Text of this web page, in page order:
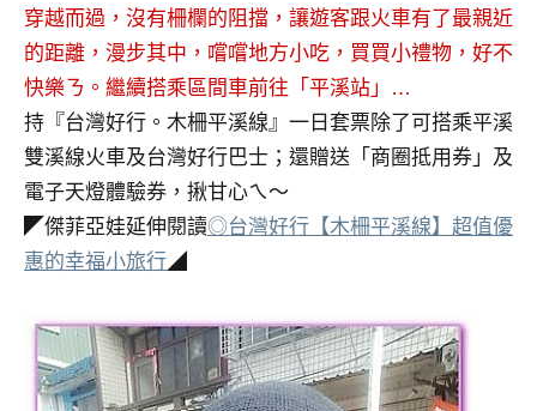
座、
落
客
及
旅
遊
誌
專
觀
光
局
穿越而過，沒有柵欄的阻擋，讓遊客跟火車有了最親近
的距離，漫步其中，嚐嚐地方小吃，買買小禮物，好不
快樂ㄋ。繼續搭乘區間車前往「平溪站」…
持『台灣好行。木柵平溪線』一日套票除了可搭乘平溪
雙溪線火車及台灣好行巴士；還贈送「商圈抵用券」及
電子天燈體驗券，揪甘心ㄟ～
◤傑菲亞娃延伸閱讀◎台灣好行【木柵平溪線】超值優
惠的幸福小旅行◢